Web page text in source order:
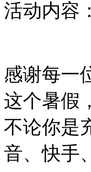
活动内容
感谢每一
这个暑假
不论你是
音、快手